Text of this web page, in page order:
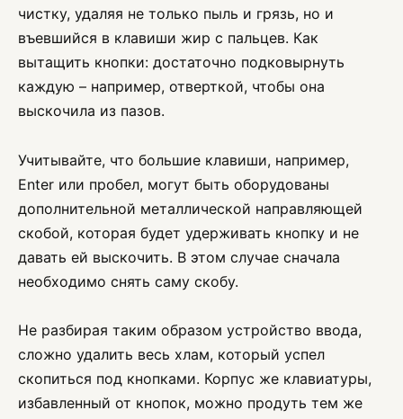
чистку, удаляя не только пыль и грязь, но и
въевшийся в клавиши жир с пальцев. Как
вытащить кнопки: достаточно подковырнуть
каждую – например, отверткой, чтобы она
выскочила из пазов.
Учитывайте, что большие клавиши, например,
Enter или пробел, могут быть оборудованы
дополнительной металлической направляющей
скобой, которая будет удерживать кнопку и не
давать ей выскочить. В этом случае сначала
необходимо снять саму скобу.
Не разбирая таким образом устройство ввода,
сложно удалить весь хлам, который успел
скопиться под кнопками. Корпус же клавиатуры,
избавленный от кнопок, можно продуть тем же